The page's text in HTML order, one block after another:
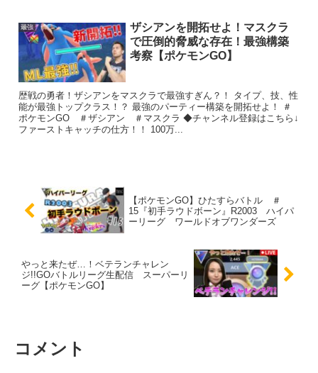
最強
ザシアンを開拓せよ！マスクラ
で圧倒的脅威な存在！最強構築
考察【ポケモンGO】
歴戦の勇者！ザシアンをマスクラで最強すぎん？！ タイプ、技、性
能が最強トップクラス！？ 最強のパーティー構築を開拓せよ！ ＃
ポケモンGO ＃ザシアン ＃マスクラ ◆チャンネル登録はこちら↓
ファーストキャッチの仕方！！ 100万...
【ポケモンGO】ひたすらバトル ＃
15『初手ラウドボーン』R2003 ハイパ
ーリーグ ワールドオブワンダーズ
やっと来たぜ…！ベテランチャレン
ジ!!GOバトルリーグ生配信 スーパーリ
ーグ【ポケモンGO】
コメント